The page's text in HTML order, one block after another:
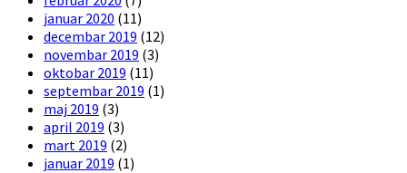
januar 2020 (11)
decembar 2019 (12)
novembar 2019 (3)
oktobar 2019 (11)
septembar 2019 (1)
maj 2019 (3)
april 2019 (3)
mart 2019 (2)
januar 2019 (1)